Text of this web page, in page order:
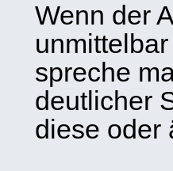
Wenn der
spreche
deutlicher
diese oder